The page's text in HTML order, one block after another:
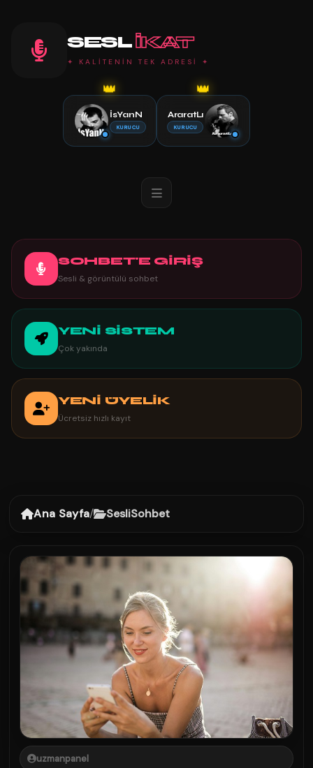
SESL IKAT
✦ KALİTENİN TEK ADRESİ ✦
👑
İsYanN
KURUCU
👑
AraratLı
KURUCU
SOHBET'E GİRİŞ
Sesli & görüntülü sohbet
YENİ SİSTEM
Çok yakında
YENİ ÜYELİK
Ücretsiz hızlı kayıt
Ana Sayfa/ SesliSohbet
uzmanpanel